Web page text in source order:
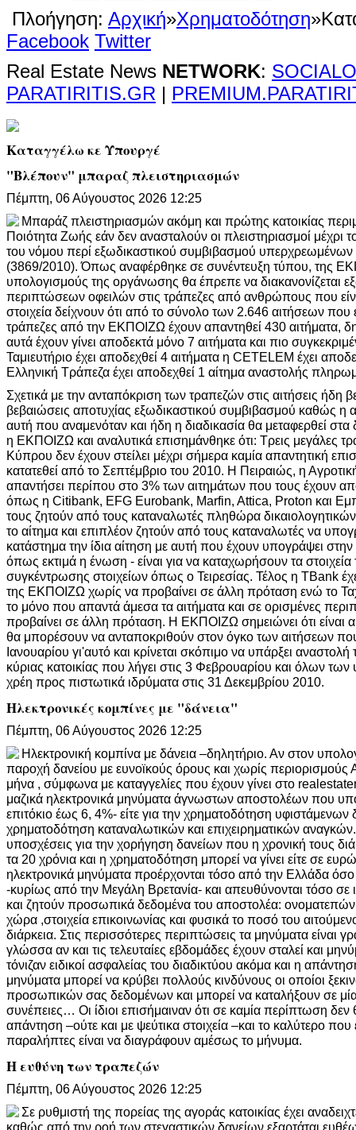
Πλοήγηση: Αρχική»Χρηματοδότηση»
Facebook Twitter
Real Estate News NETWORK:
PARATIRITIS.GR |
Καταγγέλω κε Υπουργέ
"Βλέπουν" μπαραζ πλειστηριασμών
Πέμπτη, 06 Αύγουστος 2026 12:25
Μπαράζ πλειστηριασμών ακόμη και πρώτης κατοικίας
Ποιότητα Ζωής εάν δεν ανασταλούν οι πλειστηριασμοί μέχρι
του νόμου περί εξωδικαστικού συμβιβασμού υπερχρεωμένων
(3869/2010). Όπως αναφέρθηκε σε συνέντευξη τύπου, της
υπολογισμούς της οργάνωσης θα έπρεπε να διακανονίζεται
περιπτώσεων οφειλών στις τράπεζες από ανθρώπους που
στοιχεία δείχνουν ότι από το σύνολο των 2.646 αιτήσεων που
τράπεζες από την ΕΚΠΟΙΖΩ έχουν απαντηθεί 430 αιτήματα,
αυτά έχουν γίνει αποδεκτά μόνο 7 αιτήματα και πιο
Ταμιευτήριο έχει αποδεχθεί 4 αιτήματα η CETELEM έχει
Ελληνική Τράπεζα έχει αποδεχθεί 1 αίτημα αναστολής
Σχετικά με την ανταπόκριση των τραπεζών στις αιτήσεις ήδη
βεβαιώσεις αποτυχίας εξωδικαστικού συμβιβασμού καθώς η
αυτή που αναμενόταν και ήδη η διαδικασία θα μεταφερθεί
η ΕΚΠΟΙΖΩ και αναλυτικά επισημάνθηκε ότι: Τρεις μεγάλες
Κύπρου δεν έχουν στείλει μέχρι σήμερα καμία απαντητική
κατατεθεί από το Σεπτέμβριο του 2010. Η Πειραιώς, η
απαντήσει περίπου στο 3% των αιτημάτων που τους έχουν
όπως η Citibank, EFG Eurobank, Marfin, Attica, Proton και
τους ζητούν από τους καταναλωτές πληθώρα
το αίτημα και επιπλέον ζητούν από τoυς καταναλωτές να
κατάστημα την ίδια αίτηση με αυτή που έχουν υπογράψει
όπως εκτιμά η ένωση - είναι για να καταχωρήσουν τα
συγκέντρωσης στοιχείων όπως ο Τειρεσίας. Τέλος η ΤBank
της ΕΚΠΟΙΖΩ χωρίς να προβαίνει σε άλλη πρόταση ενώ το
το μόνο που απαντά άμεσα τα αιτήματα και σε ορισμένες
προβαίνει σε άλλη πρόταση. Η ΕΚΠΟΙΖΩ σημειώνει ότι είναι
θα μπορέσουν να ανταποκριθούν στον όγκο των αιτήσεων
Ιανουαρίου γι'αυτό και κρίνεται σκόπιμο να υπάρξει
κύριας κατοικίας που λήγει στις 3 Φεβρουαρίου και όλων
χρέη προς πιστωτικά ιδρύματα στις 31 Δεκεμβρίου 2010.
Ηλεκτρονικές κομπίνες με "δάνεια"
Πέμπτη, 06 Αύγουστος 2026 12:25
Ηλεκτρονική κομπίνα με δάνεια –δηλητήριο. Αν στον
παροχή δανείου με ευνοϊκούς όρους και χωρίς
μήνα , σύμφωνα με καταγγελίες που έχουν γίνει στο
μαζικά ηλεκτρονικά μηνύματα άγνωστων αποστολέων που
επιτόκιο έως 6, 4%- είτε για την χρηματοδότηση υφιστάμενων
χρηματοδότηση καταναλωτικών και επιχειρηματικών
υποσχέσεις για την χορήγηση δανείων που η χρονική τους
τα 20 χρόνια και η χρηματοδότηση μπορεί να γίνει είτε σε
ηλεκτρονικά μηνύματα προέρχονται τόσο από την Ελλάδα όσο
-κυρίως από την Μεγάλη Βρετανία- και απευθύνονται τόσο σε
και ζητούν προσωπικά δεδομένα του αποστολέα:
χώρα ,στοιχεία επικοινωνίας και φυσικά το ποσό του
διάρκεια. Στις περισσότερες περιπτώσεις τα μηνύματα είναι
γλώσσα αν και τις τελευταίες εβδομάδες έχουν σταλεί και
τόνιζαν ειδικοί ασφαλείας του διαδικτύου ακόμα και η
μηνύματα μπορεί να κρύβει πολλούς κινδύνους οι οποίοι
προσωπικών σας δεδομένων και μπορεί να καταλήξουν σε
συνέπειες… Οι ίδιοι επισήμαιναν ότι σε καμία περίπτωση
απάντηση –ούτε και με ψεύτικα στοιχεία –και το καλύτερο
παραλήπτες είναι να διαγράφουν αμέσως το μήνυμα.
Η ευθύνη των τραπεζών
Πέμπτη, 06 Αύγουστος 2026 12:25
Σε ρυθμιστή της πορείας της αγοράς κατοικίας έχει
καθώς από την ροή των στεγαστικών δανείων εξαρτάται